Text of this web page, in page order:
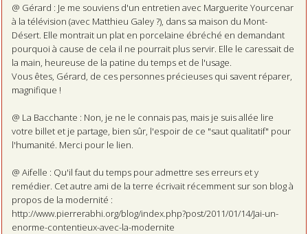
@ Gérard : Je me souviens d'un entretien avec Marguerite Yourcenar
à la télévision (avec Matthieu Galey ?), dans sa maison du Mont-
Désert. Elle montrait un plat en porcelaine ébréché en demandant
pourquoi à cause de cela il ne pourrait plus servir. Elle le caressait de
la main, heureuse de la patine du temps et de l'usage.
Vous êtes, Gérard, de ces personnes précieuses qui savent réparer,
magnifique !
@ La Bacchante : Non, je ne le connais pas, mais je suis allée lire
votre billet et je partage, bien sûr, l'espoir de ce "saut qualitatif" pour
l'humanité. Merci pour le lien.
@ Aifelle : Qu'il faut du temps pour admettre ses erreurs et y
remédier. Cet autre ami de la terre écrivait récemment sur son blog à
propos de la modernité :
http://www.pierrerabhi.org/blog/index.php?post/2011/01/14/Jai-un-
enorme-contentieux-avec-la-modernite